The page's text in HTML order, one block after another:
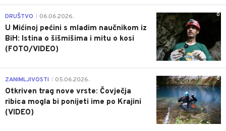
0
DRUŠTVO 06.06.2026.
U Mićinoj pećini s mladim naučnikom iz
BiH: Istina o šišmišima i mitu o kosi
(FOTO/VIDEO)
0
ZANIMLJIVOSTI 05.06.2026.
Otkriven trag nove vrste: Čovječja
ribica mogla bi ponijeti ime po Krajini
(VIDEO)